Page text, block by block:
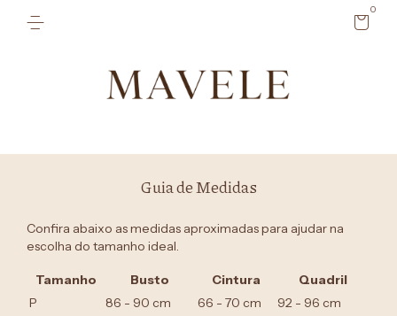
0
Guia de Medidas
Confira abaixo as medidas aproximadas para ajudar na
escolha do tamanho ideal.
Tamanho Busto Cintura
Quadril
P
86 - 90 cm 66 - 70 cm
92 - 96 cm